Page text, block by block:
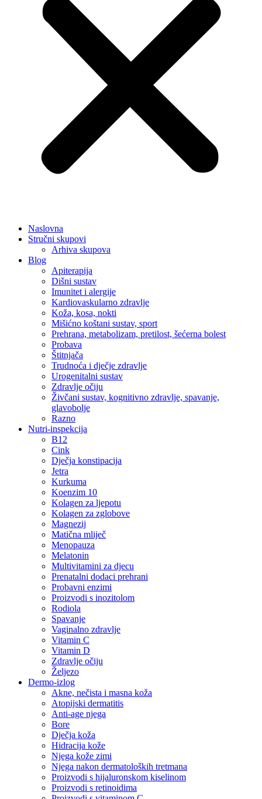
Naslovna
Stručni skupovi
Arhiva skupova
Blog
Apiterapija
Dišni sustav
Imunitet i alergije
Kardiovaskularno zdravlje
Koža, kosa, nokti
Mišićno koštani sustav, sport
Prehrana, metabolizam, pretilost, šećerna bolest
Probava
Štitnjača
Trudnoća i dječje zdravlje
Urogenitalni sustav
Zdravlje očiju
Živčani sustav, kognitivno zdravlje, spavanje,
glavobolje
Razno
Nutri-inspekcija
B12
Cink
Dječja konstipacija
Jetra
Kurkuma
Koenzim 10
Kolagen za ljepotu
Kolagen za zglobove
Magnezij
Matična mliječ
Menopauza
Melatonin
Multivitamini za djecu
Prenatalni dodaci prehrani
Probavni enzimi
Proizvodi s inozitolom
Rodiola
Spavanje
Vaginalno zdravlje
Vitamin C
Vitamin D
Zdravlje očiju
Željezo
Dermo-izlog
Akne, nečista i masna koža
Atopijski dermatitis
Anti-age njega
Bore
Dječja koža
Hidracija kože
Njega kože zimi
Njega nakon dermatoloških tretmana
Proizvodi s hijaluronskom kiselinom
Proizvodi s retinoidima